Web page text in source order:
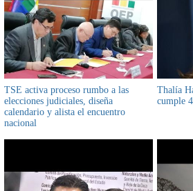
TSE activa proceso rumbo a las
elecciones judiciales, diseña
calendario y alista el encuentro
nacional
Thalía
cumple